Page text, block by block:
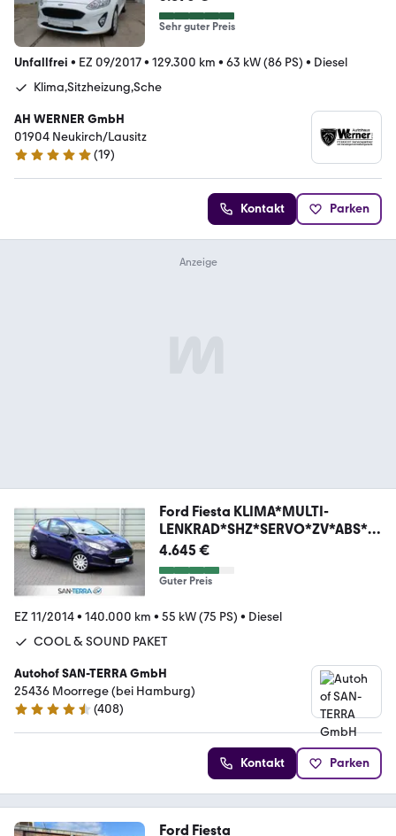
Sehr guter Preis
Unfallfrei • EZ 09/2017• 129.300 km • 63 kW (86 PS) • Diesel
Klima,Sitzheizung,Sche
AH WERNER GmbH
01904 Neukirch/Lausitz
4.9 Sterne
(19)
Kontakt Parken
Ford Fiesta KLIMA*MULTI-
LENKRAD*SHZ*SERVO*ZV*ABS*E
SP*
4.645 €
Guter Preis
EZ 11/2014• 140.000 km • 55 kW (75 PS) • Diesel
COOL & SOUND PAKET
Autohof SAN-TERRA GmbH
25436 Moorrege (bei Hamburg)
4.6 Sterne
(408)
Kontakt Parken
Ford Fiesta